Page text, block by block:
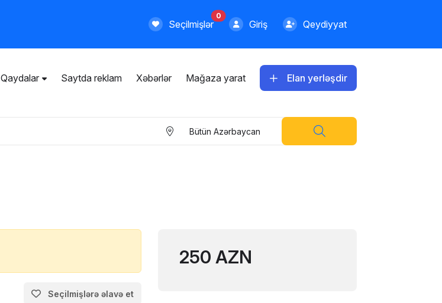
Seçilmişlər
0
Giriş Qeydiyyat
Qaydalar Saytda reklam Xəbərlər Mağaza yarat Elan yerləşdir
Bütün Azərbaycan
Seçilmişlərə əlavə et
250 AZN